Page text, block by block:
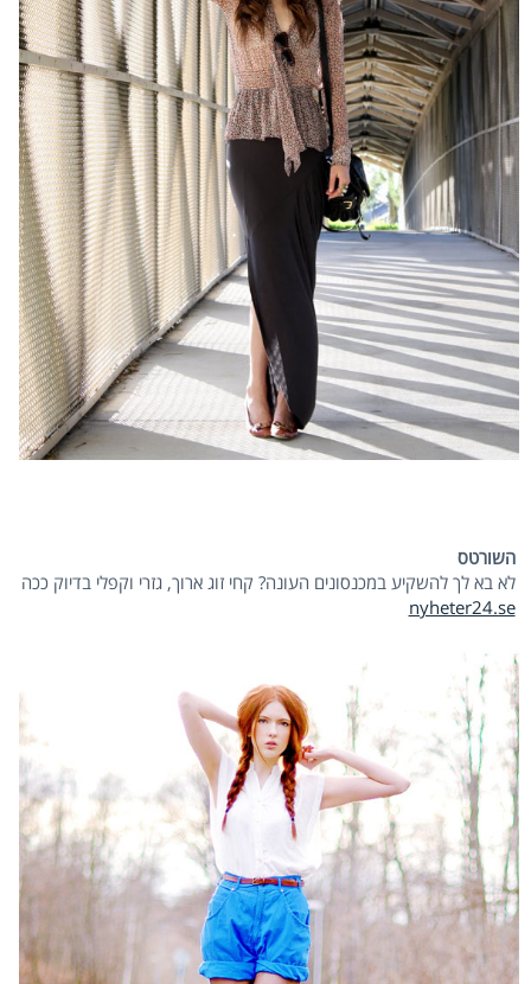
השורטס
לא בא לך להשקיע במכנסונים העונה? קחי זוג ארוך, גזרי וקפלי בדיוק ככה
nyheter24.se